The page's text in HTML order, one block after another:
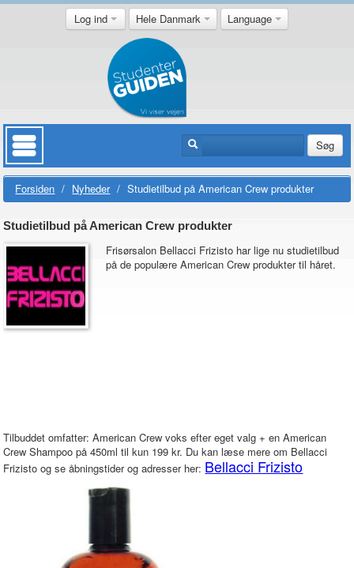
Log ind Hele Danmark Language
Søg
Forsiden / Nyheder / Studietilbud på American Crew produkter
Studietilbud på American Crew produkter
Frisørsalon Bellacci Frizisto har lige nu studietilbud
på de populære American Crew produkter til håret.
Tilbuddet omfatter: American Crew voks efter eget valg + en American
Crew Shampoo på 450ml til kun 199 kr. Du kan læse mere om Bellacci
Frizisto og se åbningstider og adresser her: Bellacci Frizisto